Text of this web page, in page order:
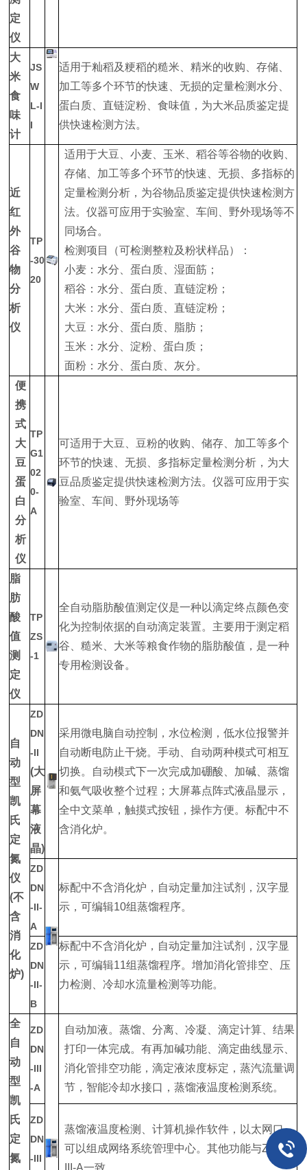
定
仪
大
米
食
味
计
JS
W
L-I
I
适用于籼稻及粳稻的糙米、精米的收购、存储、
加工等多个环节的快速、无损的定量检测水分、
蛋白质、直链淀粉、食味值，为大米品质鉴定提
供快速检测方法。
近
红
外
谷
物
分
析
仪
TP
-30
20
适用于大豆、小麦、玉米、稻谷等谷物的收购、
存储、加工等多个环节的快速、无损、多指标的
定量检测分析，为谷物品质鉴定提供快速检测方
法。仪器可应用于实验室、车间、野外现场等不
同场合。
检测项目（可检测整粒及粉状样品）：
小麦：水分、蛋白质、湿面筋；
稻谷：水分、蛋白质、直链淀粉；
大米：水分、蛋白质、直链淀粉；
大豆：水分、蛋白质、脂肪；
玉米：水分、淀粉、蛋白质；
面粉：水分、蛋白质、灰分。
便
携
式
大
豆
蛋
白
分
析
仪
TP
G1
02
0-
A
可适用于大豆、豆粉的收购、储存、加工等多个
环节的快速、无损、多指标定量检测分析，为大
豆品质鉴定提供快速检测方法。仪器可应用于实
验室、车间、野外现场等
脂
肪
酸
值
测
定
仪
TP
ZS
-1
全自动脂肪酸值测定仪是一种以滴定终点颜色变
化为控制依据的自动滴定装置。主要用于测定稻
谷、糙米、大米等粮食作物的脂肪酸值，是一种
专用检测设备。
自
动
型
凯
氏
定
氮
仪
(不
含
消
化
炉)
ZD
DN
-II
(大
屏
幕
液
晶)
采用微电脑自动控制，水位检测，低水位报警并
自动断电防止干烧。手动、自动两种模式可相互
切换。自动模式下一次完成加硼酸、加碱、蒸馏
和氨气吸收整个过程；大屏幕点阵式液晶显示，
全中文菜单，触摸式按钮，操作方便。标配中不
含消化炉。
ZD
DN
-II-
A
标配中不含消化炉，自动定量加注试剂，汉字显
示，可编辑10组蒸馏程序。
ZD
DN
-II-
B
标配中不含消化炉，自动定量加注试剂，汉字显
示，可编辑11组蒸馏程序。增加消化管排空、压
力检测、冷却水流量检测等功能。
全
自
动
型
凯
氏
定
氮
ZD
DN
-III
-A
自动加液。蒸馏、分离、冷凝、滴定计算、结果
打印一体完成。有再加碱功能、滴定曲线显示、
消化管排空功能，滴定液浓度标定，蒸汽流量调
节，智能冷却水接口，蒸馏液温度检测系统。
ZD
DN
-III
蒸馏液温度检测、计算机操作软件，以太网口，
可以组成网络系统管理中心。其他功能与ZDDN-
III-A一致。